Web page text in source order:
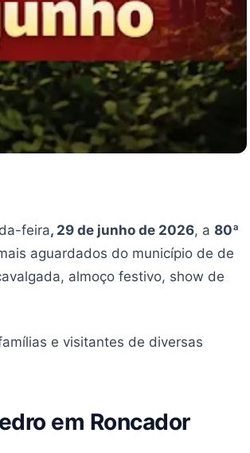
feira, 29 de junho de 2026, a 80ª
aguardados do município de de
almoço festivo, show de
e visitantes de diversas
em Roncador